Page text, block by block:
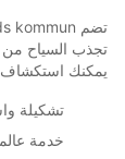
تجذب السياح من
يمكنك استكشاف
تشكيلة
خدمة